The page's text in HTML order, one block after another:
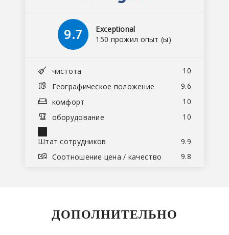
9.7
Exceptional
150 прожил опыт (ы)
чистота
10
Географическое положение
9.6
комфорт
10
оборудование
10
Штат сотрудников
9.9
Соотношение цена / качество
9.8
ДОПОЛНИТЕЛЬНО